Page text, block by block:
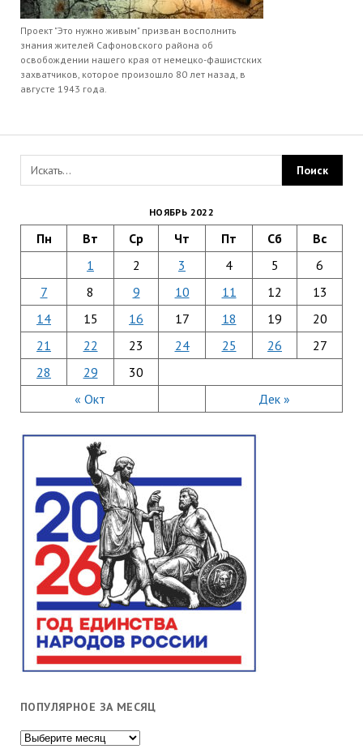
Проект "Это нужно живым" призван восполнить
знания жителей Сафоновского района об
освобождении нашего края от немецко-фашистских
захватчиков, которое произошло 80 лет назад, в
августе 1943 года.
НОЯБРЬ 2022
Пн Вт Ср Чт Пт Сб Вс
« Окт Дек »
1 2 3 4 5
6
7
8 9 10 11 12
13
14
15 16 17 18 19
20
21
22 23 24 25 26
27
28
29 30
ПОПУЛЯРНОЕ ЗА МЕСЯЦ
Популярное